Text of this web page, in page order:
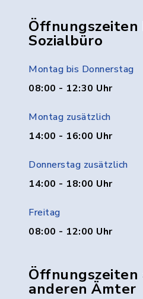
Sozialbüro
Montag bis Donnerstag
08:00 - 12:30 Uhr
Montag zusätzlich
14:00 - 16:00 Uhr
Donnerstag zusätzlich
14:00 - 18:00 Uhr
Freitag
08:00 - 12:00 Uhr
anderen Ämter